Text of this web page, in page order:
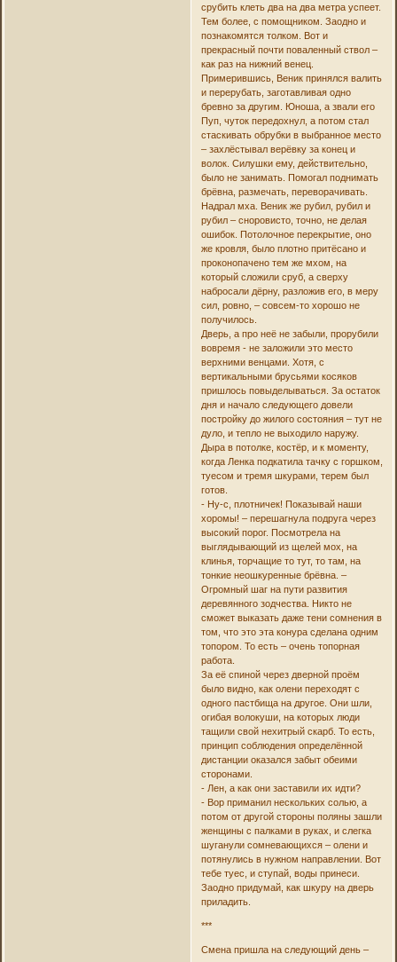
срубить клеть два на два метра успеет.
Тем более, с помощником. Заодно и
познакомятся толком. Вот и
прекрасный почти поваленный ствол –
как раз на нижний венец.
Примерившись, Веник принялся валить
и перерубать, заготавливая одно
бревно за другим. Юноша, а звали его
Пуп, чуток передохнул, а потом стал
стаскивать обрубки в выбранное место
– захлёстывал верёвку за конец и
волок. Силушки ему, действительно,
было не занимать. Помогал поднимать
брёвна, размечать, переворачивать.
Надрал мха. Веник же рубил, рубил и
рубил – сноровисто, точно, не делая
ошибок. Потолочное перекрытие, оно
же кровля, было плотно притёсано и
проконопачено тем же мхом, на
который сложили сруб, а сверху
набросали дёрну, разложив его, в меру
сил, ровно, – совсем-то хорошо не
получилось.
Дверь, а про неё не забыли, прорубили
вовремя - не заложили это место
верхними венцами. Хотя, с
вертикальными брусьями косяков
пришлось повыделываться. За остаток
дня и начало следующего довели
постройку до жилого состояния – тут не
дуло, и тепло не выходило наружу.
Дыра в потолке, костёр, и к моменту,
когда Ленка подкатила тачку с горшком,
туесом и тремя шкурами, терем был
готов.
- Ну-с, плотничек! Показывай наши
хоромы! – перешагнула подруга через
высокий порог. Посмотрела на
выглядывающий из щелей мох, на
клинья, торчащие то тут, то там, на
тонкие неошкуренные брёвна. –
Огромный шаг на пути развития
деревянного зодчества. Никто не
сможет выказать даже тени сомнения в
том, что это эта конура сделана одним
топором. То есть – очень топорная
работа.
За её спиной через дверной проём
было видно, как олени переходят с
одного пастбища на другое. Они шли,
огибая волокуши, на которых люди
тащили свой нехитрый скарб. То есть,
принцип соблюдения определённой
дистанции оказался забыт обеими
сторонами.
- Лен, а как они заставили их идти?
- Вор приманил нескольких солью, а
потом от другой стороны поляны зашли
женщины с палками в руках, и слегка
шуганули сомневающихся – олени и
потянулись в нужном направлении. Вот
тебе туес, и ступай, воды принеси.
Заодно придумай, как шкуру на дверь
приладить.
***
Смена пришла на следующий день –